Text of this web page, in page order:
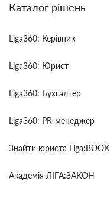
Каталог рішень
Liga360: Керівник
Liga360: Юрист
Liga360: Бухгалтер
Liga360: PR-менеджер
Знайти юриста Liga:BOOK
Академія ЛІГА:ЗАКОН